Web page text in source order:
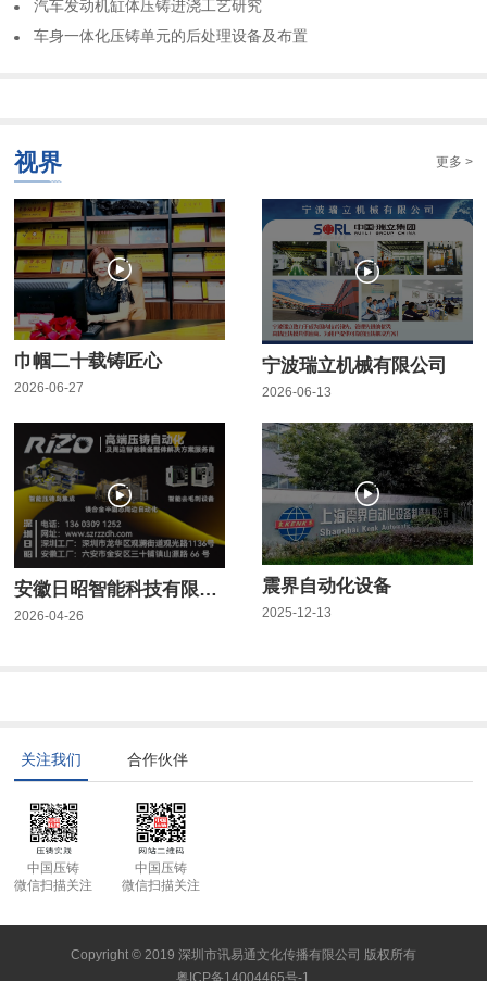
​汽车发动机缸体压铸进浇工艺研究
车身一体化压铸单元的后处理设备及布置
视界 更多 >
巾帼二十载铸匠心
2026-06-27
宁波瑞立机械有限公司
2026-06-13
安徽日昭智能科技有限公司
2026-04-26
震界自动化设备
2025-12-13
关注我们 合作伙伴
中国压铸
微信扫描关注
中国压铸
微信扫描关注
Copyright © 2019 深圳市讯易通文化传播有限公司 版权所有
粤ICP备14004465号-1